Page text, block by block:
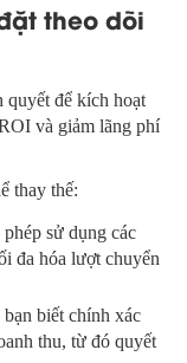
theo dõi
quyết để kích hoạt
và giảm lãng phí
thay thế:
phép sử dụng các
đa hóa lượt chuyển
biết chính xác
thu, từ đó quyết